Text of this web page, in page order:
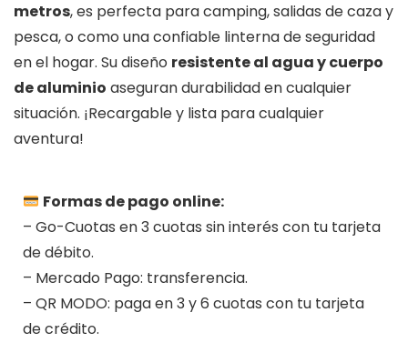
metros, es perfecta para camping, salidas de caza y
pesca, o como una confiable linterna de seguridad
en el hogar. Su diseño resistente al agua y cuerpo
de aluminio aseguran durabilidad en cualquier
situación. ¡Recargable y lista para cualquier
aventura!
Formas de pago online:
– Go-Cuotas en 3 cuotas sin interés con tu tarjeta
de débito.
– Mercado Pago: transferencia.
– QR MODO: paga en 3 y 6 cuotas con tu tarjeta
de crédito.